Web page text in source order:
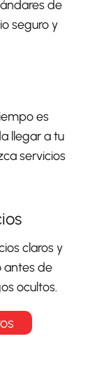
de
seguro y
es
llegar a tu
servicios
claros y
antes de
ocultos.